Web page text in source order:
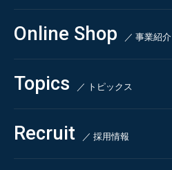
CSR
コンサルティング
依頼・受託調査
- 市場調査
- 競合調査
- アンケート調査
- クイックリサーチ
自主企画調査
Online Shop ／ 事業紹介
Beauty & Cosmetics
Health & Food
Pharmaceuticals & Medical
Chemical & Life Sciences
Topics ／ トピックス
ALL
お知らせ
新刊情報
Recruit ／ 採用情報
採用TOP